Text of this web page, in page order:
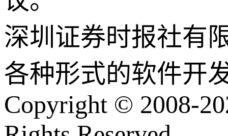
深圳证券时报社有
各种形式的软件开
Copyright © 2008-